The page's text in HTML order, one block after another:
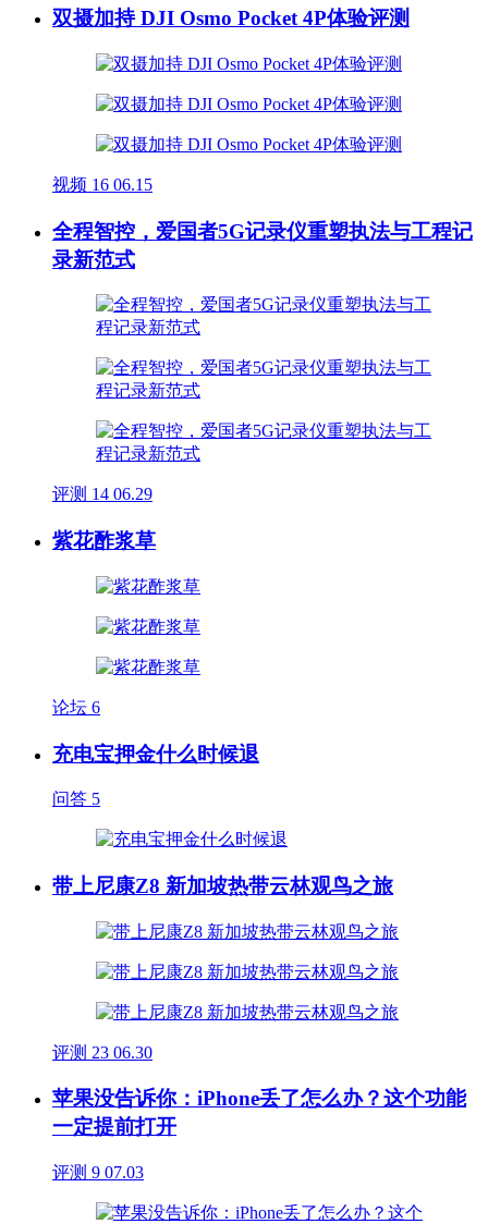
双摄加持 DJI Osmo Pocket 4P体验评测
视频 16 06.15
全程智控，爱国者5G记录仪重塑执法与工程记
录新范式
评测 14 06.29
紫花酢浆草
论坛 6
充电宝押金什么时候退
问答 5
带上尼康Z8 新加坡热带云林观鸟之旅
评测 23 06.30
苹果没告诉你：iPhone丢了怎么办？这个功能
一定提前打开
评测 9 07.03